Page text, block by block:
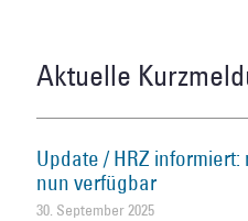
Aktuelle
Update / HRZ
nun verfügbar
30. September 2025